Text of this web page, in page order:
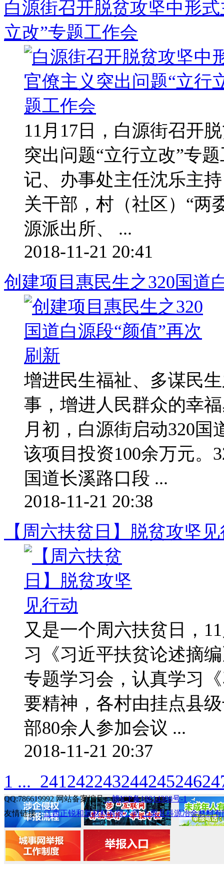
白源街召开脱贫攻坚中形
立改”专题工作会
11月17日，白源街召开
突出问题“立行立改”专
记、办事处主任沈乐主
关干部，村（社区）“两
源派出所、 ...
2018-11-21 20:41
创建项目惠民生之320国道
增进民生福祉、多谋民
事，增进人民群众的幸
月初，白源街启动320
该项目投资100余万元。
国道长溪路口段 ...
2018-11-21 20:38
【周六扶贫日】脱贫攻坚
又是一个周六扶贫日，
习《习近平扶贫论述摘
专题学习会，认真学习
要精神，各村由挂点县
部80余人参加会议 ...
2018-11-21 20:37
1 ... 241242243244245246
QQ:786619992 网站备案编号：赣ICP备18014388号-1
友情链接：江西正锐和新材料有限公司 上栗县科源冶金材料有